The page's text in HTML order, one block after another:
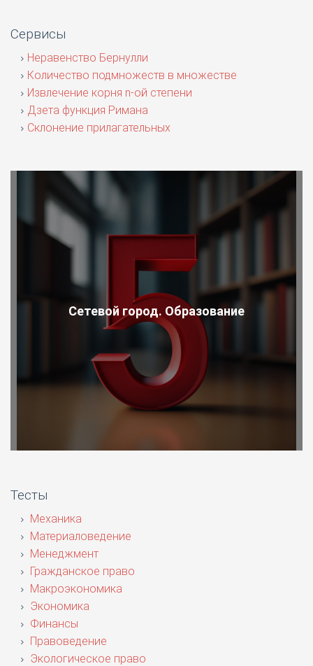
Сервисы
Неравенство Бернулли
Количество подмножеств в множестве
Извлечение корня n-ой степени
Дзета функция Римана
Склонение прилагательных
Сетевой город. Образование
Тесты
Механика
Материаловедение
Менеджмент
Гражданское право
Макроэкономика
Экономика
Финансы
Правоведение
Экологическое право